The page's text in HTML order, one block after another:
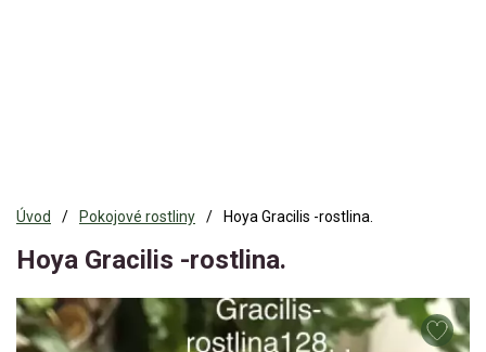
Úvod Pokojové rostliny Hoya Gracilis -rostlina.
Hoya Gracilis -rostlina.